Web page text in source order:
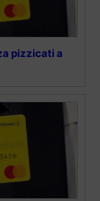
pizzicati a